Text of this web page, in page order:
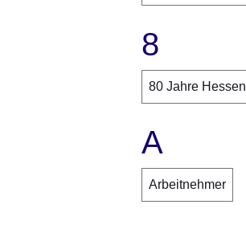
8
80 Jahre Hessen
A
Arbeitnehmer